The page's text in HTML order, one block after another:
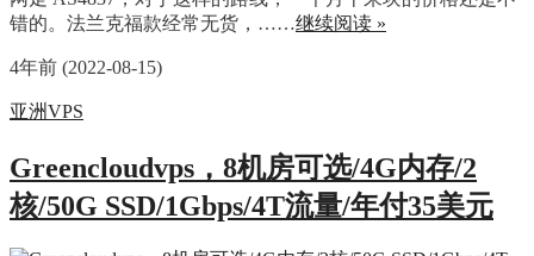
错的。法兰克福款经常无货，……继续阅读 »
4年前 (2022-08-15)
亚洲VPS
Greencloudvps，8机房可选/4G内存/2
核/50G SSD/1Gbps/4T流量/年付35美元